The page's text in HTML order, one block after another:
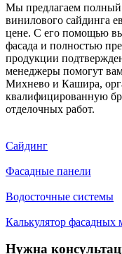
Мы предлагаем полный
винилового сайдинга
цене. С его помощью
фасада и полностью
продукции
менеджеры помогут
Михнево и Кашира,
квалифицированную
отделочных работ.
Сайдинг
Фасадные панели
Водосточные системы
Калькулятор фасадных
Нужна